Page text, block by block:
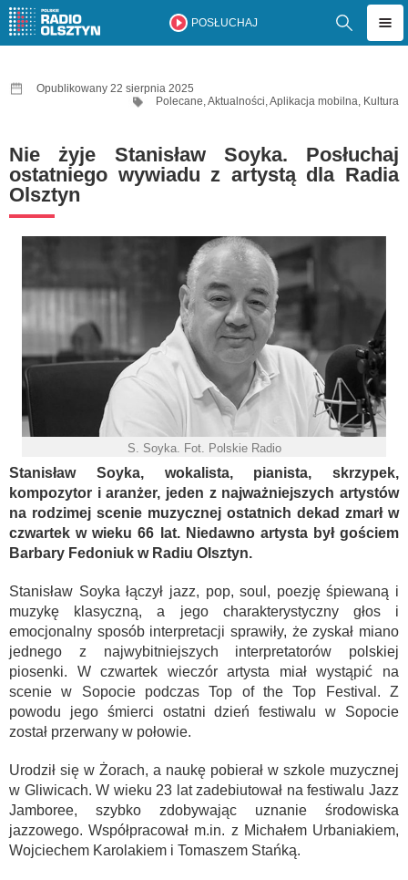
POSŁUCHAJ
Opublikowany 22 sierpnia 2025
Polecane,Aktualności,Aplikacja mobilna, Kultura
Nie żyje Stanisław Soyka. Posłuchaj
ostatniego wywiadu z artystą dla Radia
Olsztyn
S. Soyka. Fot. Polskie Radio
Stanisław Soyka, wokalista, pianista, skrzypek,
kompozytor i aranżer, jeden z najważniejszych artystów
na rodzimej scenie muzycznej ostatnich dekad zmarł w
czwartek w wieku 66 lat. Niedawno artysta był gościem
Barbary Fedoniuk w Radiu Olsztyn.
Stanisław Soyka łączył jazz, pop, soul, poezję śpiewaną i
muzykę klasyczną, a jego charakterystyczny głos i
emocjonalny sposób interpretacji sprawiły, że zyskał miano
jednego z najwybitniejszych interpretatorów polskiej
piosenki. W czwartek wieczór artysta miał wystąpić na
scenie w Sopocie podczas Top of the Top Festival. Z
powodu jego śmierci ostatni dzień festiwalu w Sopocie
został przerwany w połowie.
Urodził się w Żorach, a naukę pobierał w szkole muzycznej
w Gliwicach. W wieku 23 lat zadebiutował na festiwalu Jazz
Jamboree, szybko zdobywając uznanie środowiska
jazzowego. Współpracował m.in. z Michałem Urbaniakiem,
Wojciechem Karolakiem i Tomaszem Stańką.